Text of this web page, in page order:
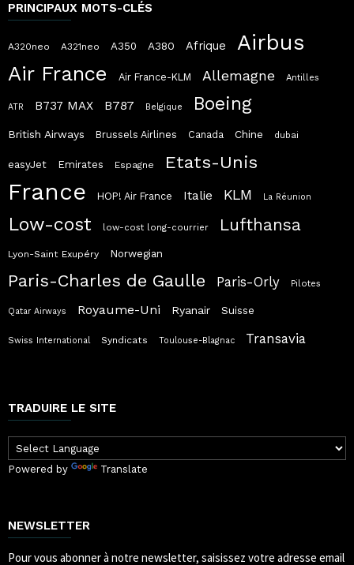
PRINCIPAUX MOTS-CLÉS
A320neo A321neo A350 A380 Afrique Airbus
Air France Air France-KLM Allemagne Antilles
ATR B737 MAX B787 Belgique Boeing
British Airways Brussels Airlines Canada Chine dubai
easyJet Emirates Espagne Etats-Unis
France HOP! Air France Italie KLM La Réunion
Low-cost low-cost long-courrier Lufthansa
Lyon-Saint Exupéry Norwegian
Paris-Charles de Gaulle Paris-Orly Pilotes
Qatar Airways Royaume-Uni Ryanair Suisse
Swiss International Syndicats Toulouse-Blagnac Transavia
TRADUIRE LE SITE
Powered by Translate
NEWSLETTER
Pour vous abonner à notre newsletter, saisissez votre adresse email